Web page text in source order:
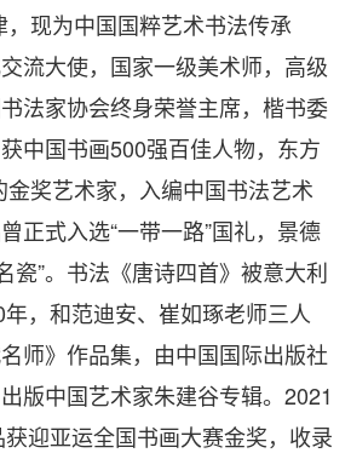
现为中国国粹艺术书法传承
流大使，国家一级美术师，高级
法家协会终身荣誉主席，楷书委
中国书画500强百佳人物，东方
奖艺术家，入编中国书法艺术
正式入选“一带一路”国礼，景德
瓷”。书法《唐诗四首》被意大利
，和范迪安、崔如琢老师三人
师》作品集，由中国国际出版社
版中国艺术家朱建谷专辑。2021
迎亚运全国书画大赛金奖，收录